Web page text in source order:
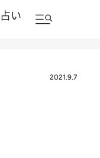
占い
2021.9.7